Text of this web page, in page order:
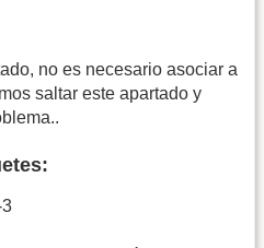
no es necesario asociar a
saltar este apartado y